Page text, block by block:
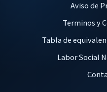
Aviso de
Terminos y
Tabla de
Labor Social